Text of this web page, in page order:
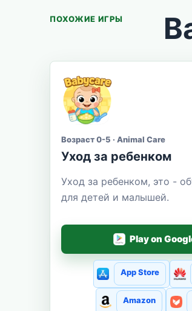
ПОХОЖИЕ ИГРЫ
Возраст 0-5 · Animal Care
Уход за ребенком
Уход за ребенком, это -
для детей и малышей.
Play on
App Store
Amazon